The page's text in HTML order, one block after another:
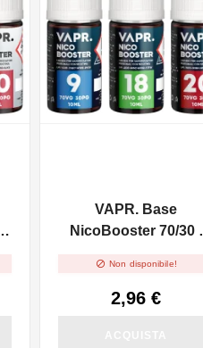
VAPR. Base
NicoBooster 70/30 -
 Non disponibile!
2,96 €